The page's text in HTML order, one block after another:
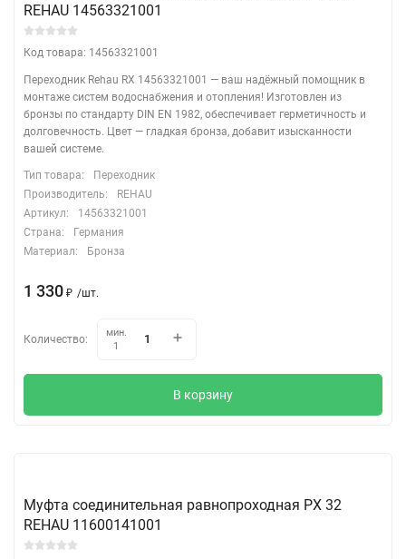
REHAU 14563321001
Код товара: 14563321001
Переходник Rehau RX 14563321001 — ваш надёжный помощник в
монтаже систем водоснабжения и отопления! Изготовлен из
бронзы по стандарту DIN EN 1982, обеспечивает герметичность и
долговечность. Цвет — гладкая бронза, добавит изысканности
вашей системе.
Тип товара:
Переходник
Производитель:
REHAU
Артикул:
14563321001
Страна:
Германия
Материал:
Бронза
1 330 ₽ /шт.
Количество:
мин.
1
В корзину
Муфта соединительная равнопроходная PX 32
REHAU 11600141001